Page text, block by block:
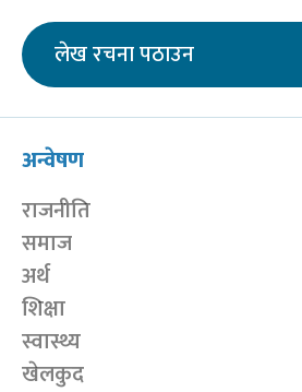
लेख रचना पठाउन
अन्वेषण
राजनीति
समाज
अर्थ
शिक्षा
स्वास्थ्य
खेलकुद